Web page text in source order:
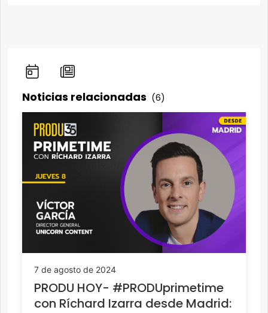
Noticias relacionadas (6)
7 de agosto de 2024
PRODU HOY- #PRODUprimetime
con Ríchard Izarra desde Madrid: